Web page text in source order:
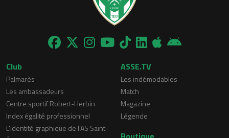
Club
Palmarès
Les ambassadeurs
Centre sportif Robert-Herbin
Index égalité professionnel
L'identité graphique de l'AS Saint-
ASSE.TV
Les indémodables
Match
Magazine
Légende